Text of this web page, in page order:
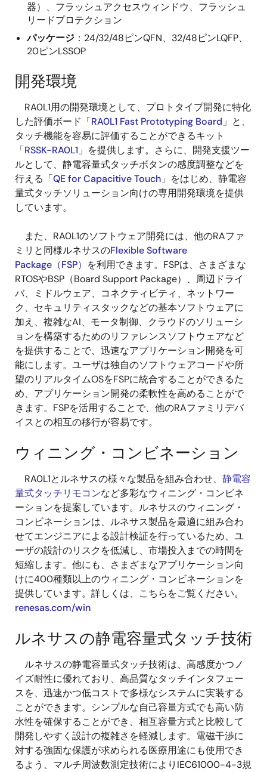
器）、フラッシュアクセスウィンドウ、フラッシュ
リードプロテクション
パッケージ ：24/32/48ピンQFN、32/48ピンLQFP、
20ピンLSSOP
開発環境
RA0L1用の開発環境として、プロトタイプ開発に特化
した評価ボード「RA0L1 Fast Prototyping Board 」と、
タッチ機能を容易に評価することができるキット
「RSSK-RA0L1 」を提供します。さらに、開発支援ツー
ルとして、静電容量式タッチボタンの感度調整などを
行える「QE for Capacitive Touch 」をはじめ、静電容
量式タッチソリューション向けの専用開発環境を提供
しています。
また、RA0L1のソフトウェア開発には、他のRAファ
ミリと同様ルネサスのFlexible Software
Package（FSP） を利用できます。FSPは、さまざまな
RTOSやBSP（Board Support Package）、周辺ドライ
バ、ミドルウェア、コネクティビティ、ネットワー
ク、セキュリティスタックなどの基本ソフトウェアに
加え、複雑なAI、モータ制御、クラウドのソリューシ
ョンを構築するためのリファレンスソフトウェアなど
を提供することで、迅速なアプリケーション開発を可
能にします。ユーザは独自のソフトウェアコードや所
望のリアルタイムOSをFSPに統合することができるた
め、アプリケーション開発の柔軟性を高めることがで
きます。FSPを活用することで、他のRAファミリデバ
イスとの相互の移行が容易です。
ウィニング・コンビネーション
RA0L1とルネサスの様々な製品を組み合わせ、 静電容
量式タッチリモコンなど多彩なウィニング・コンビネ
ーションを提案しています。ルネサスのウィニング・
コンビネーションは、ルネサス製品を最適に組み合わ
せてエンジニアによる設計検証を行っているため、ユ
ーザの設計のリスクを低減し、市場投入までの時間を
短縮します。他にも、さまざまなアプリケーション向
けに400種類以上のウィニング・コンビネーションを
提供しています。詳しくは、こちらをご覧ください。
renesas.com/win
ルネサスの静電容量式タッチ技術
ルネサスの静電容量式タッチ技術は、高感度かつノ
イズ耐性に優れており、高品質なタッチインタフェー
スを、迅速かつ低コストで多様なシステムに実装する
ことができます。シンプルな自己容量方式でも高い防
水性を確保することができ、相互容量方式と比較して
開発しやすく設計の複雑さを軽減します。電磁干渉に
対する強固な保護が求められる医療用途にも使用でき
るよう、マルチ周波数測定技術によりIEC61000-4-3規